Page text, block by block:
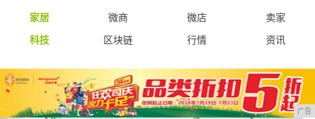
家居
微商 微店
卖家
科技
区块链 行情 资讯
广告